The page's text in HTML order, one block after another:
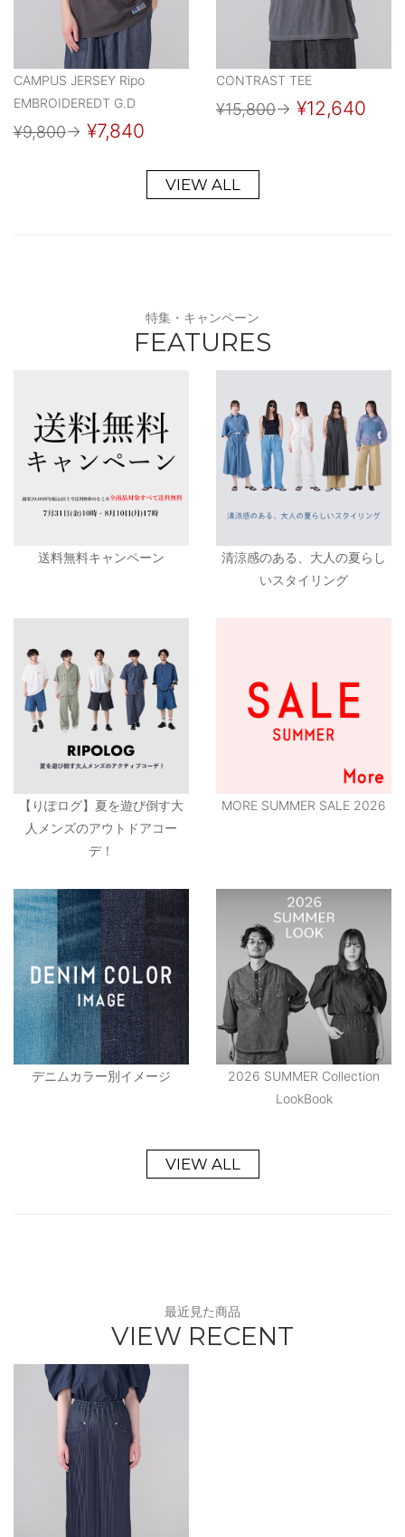
CAMPUS JERSEY Ripo
EMBROIDEREDT G.D
¥9,800→ ¥7,840
CONTRAST TEE
¥15,800→ ¥12,640
VIEW ALL
特集・キャンペーン
FEATURES
送料無料キャンペーン
清涼感のある、大人の夏らし
いスタイリング
【りぽログ】夏を遊び倒す大
人メンズのアウトドアコー
デ！
MORE SUMMER SALE 2026
デニムカラー別イメージ
2026 SUMMER Collection
LookBook
VIEW ALL
最近見た商品
VIEW RECENT